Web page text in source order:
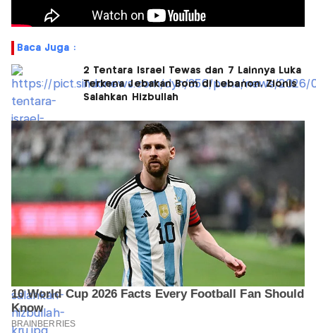
Baca Juga :
2 Tentara Israel Tewas dan 7 Lainnya Luka
Terkena Jebakan Bom di Lebanon, Zionis
Salahkan Hizbullah